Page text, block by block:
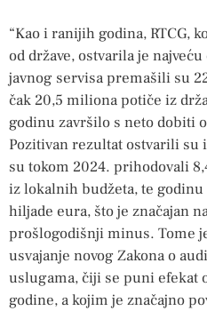
“Kao i ranijih godina, RTCG,
od države, ostvarila je
javnog servisa premašili su
čak 20,5 miliona potiče iz
godinu završilo s neto dobiti
Pozitivan rezultat ostvarili
su tokom 2024. prihodovali
iz lokalnih budžeta, te
hiljade eura, što je značajan
prošlogodišnji minus. Tome
usvajanje novog Zakona o
uslugama, čiji se puni efekat
godine, a kojim je značajno